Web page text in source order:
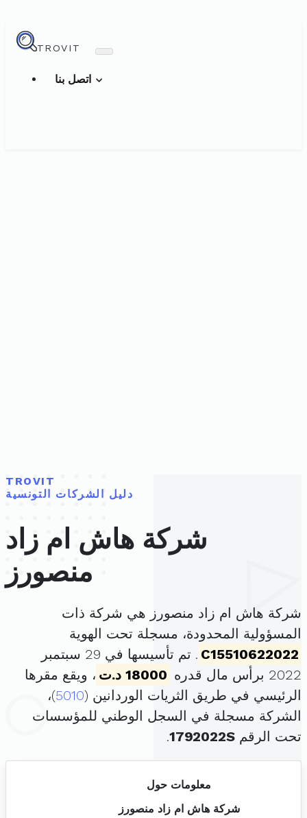
TROVIT
TROVIT
دليل الشركات التونسية
شركة هاش ام زاد
منصورز
شركة هاش ام زاد منصورز هي شركة ذات
المسؤولية المحدودة، مسجلة تحت الهوية
C15510622022
. تم تأسيسها في 29 سبتمبر
2022 برأس مال قدره
18000 د.ت
، ويقع مقرها
الرئيسي في طريق الثريات الوردانين (5010)،
الشركة مسجلة في السجل الوطني للمؤسسات
تحت الرقم 1792022S
.
معلومات حول
شركة هاش ام زاد منصورز